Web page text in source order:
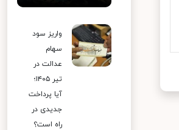
واریز سود
سهام
عدالت در
تیر ۱۴۰۵؛
آیا پرداخت
جدیدی در
راه است؟